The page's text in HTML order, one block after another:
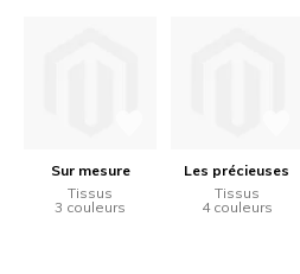
Sur mesure
Tissus
3 couleurs
Les précieuses
Tissus
4 couleurs